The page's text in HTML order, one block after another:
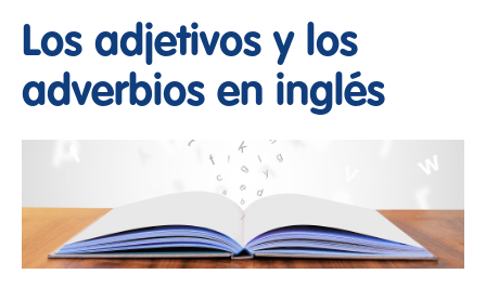
Los adjetivos y los
adverbios en inglés